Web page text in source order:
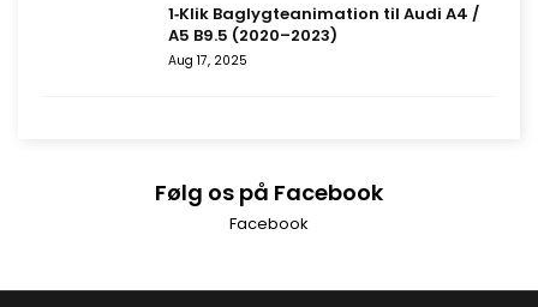
1‑Klik Baglygteanimation til Audi A4 /
A5 B9.5 (2020–2023)
Aug 17, 2025
Følg os på Facebook
Facebook